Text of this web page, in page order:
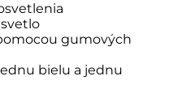
gumových
bielu a jednu